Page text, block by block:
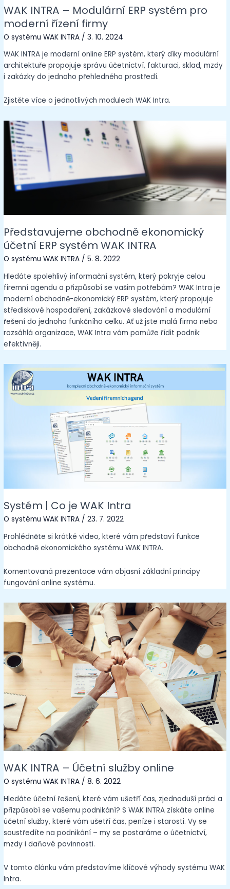
WAK INTRA – Modulární ERP systém pro
moderní řízení firmy
O systému WAK INTRA /3. 10. 2024
WAK INTRA je moderní online ERP systém, který díky modulární
architektuře propojuje správu účetnictví, fakturaci, sklad, mzdy
i zakázky do jednoho přehledného prostředí.
Zjistěte více o jednotlivých modulech WAK Intra.
Představujeme obchodně ekonomický
účetní ERP systém WAK INTRA
O systému WAK INTRA /5. 8. 2022
Hledáte spolehlivý informační systém, který pokryje celou
firemní agendu a přizpůsobí se vašim potřebám? WAK Intra je
moderní obchodně-ekonomický ERP systém, který propojuje
střediskové hospodaření, zakázkové sledování a modulární
řešení do jednoho funkčního celku. Ať už jste malá firma nebo
rozsáhlá organizace, WAK Intra vám pomůže řídit podnik
efektivněji.
Systém | Co je WAK Intra
O systému WAK INTRA /23. 7. 2022
Prohlédněte si krátké video, které vám představí funkce
obchodně ekonomického systému WAK INTRA.
Komentovaná prezentace vám objasní základní principy
fungování online systému.
WAK INTRA – Účetní služby online
O systému WAK INTRA /8. 6. 2022
Hledáte účetní řešení, které vám ušetří čas, zjednoduší práci a
přizpůsobí se vašemu podnikání? S WAK INTRA získáte online
účetní služby, které vám ušetří čas, peníze i starosti. Vy se
soustředíte na podnikání – my se postaráme o účetnictví,
mzdy i daňové povinnosti.
V tomto článku vám představíme klíčové výhody systému WAK
Intra.